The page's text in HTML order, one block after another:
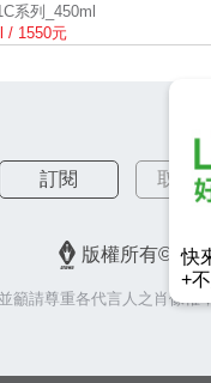
快
+
系列_450ml
/ 1550元
訂閱
取消
版權所有©
籲請尊重各代言人之肖像權